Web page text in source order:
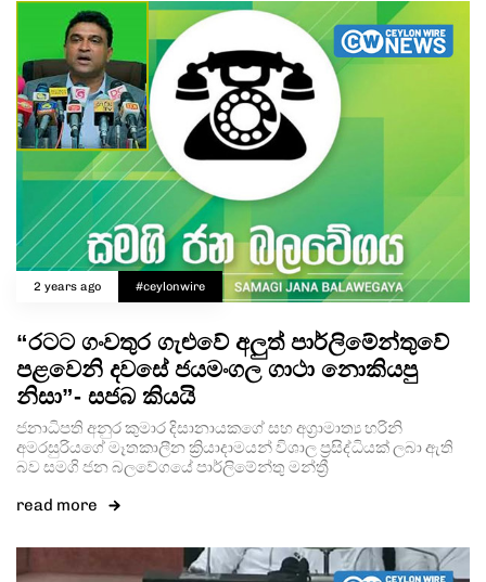
2 years ago #ceylonwire
“රටට ගංවතුර ගැළුවේ අලුත් පාර්ලිමේන්තුවේ
පළවෙනි දවසේ ජයමංගල ගාථා නොකියපු
නිසා”- සජබ කියයි
ජනාධිපති අනුර කුමාර දිසානායකගේ සහ අග්‍රාමාත්‍ය හරිනි
අමරසුරියගේ මෑතකාලීන ක්‍රියාදාමයන් විශාල ප්‍රසිද්ධියක් ලබා ඇති
බව සමගි ජන බලවේගයේ පාර්ලිමේන්තු මන්ත්‍රී
read more